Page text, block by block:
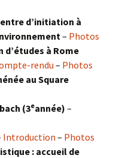
d’initiation à
– Photos
d’études à Rome
rendu – Photos
au Square
(3eannée) –
Introduction – Photos
: accueil de